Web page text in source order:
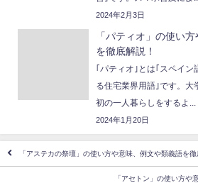
2024年2月3日
「パティオ」の使い
を徹底解説！
｢パティオ｣とは｢スペイ
る住宅業界用語｣です。大
初の一人暮らしをするよ...
2024年1月20日
「アステカの祭壇」の使い方や意味、例文や類義語を徹
「アセトン」の使い方や